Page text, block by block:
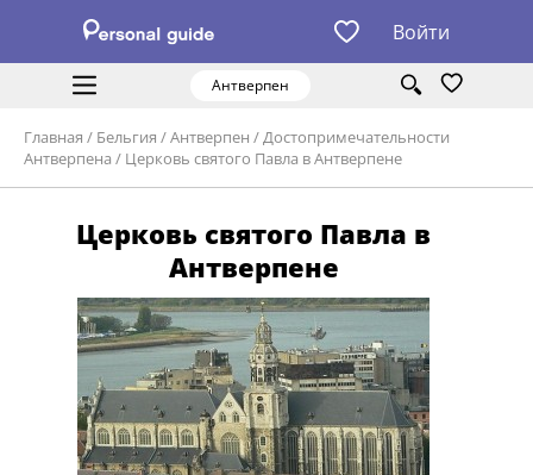
Войти
Антверпен
Главная / Бельгия /Антверпен /Достопримечательности
Антверпена / Церковь святого Павла в Антверпене
Церковь святого Павла в
Антверпене